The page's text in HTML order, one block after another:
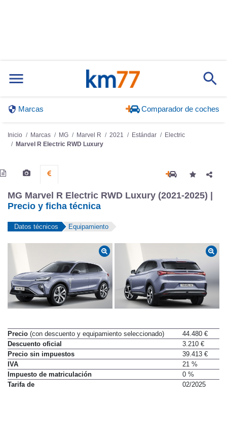
Marcas Comparador de coches
Inicio Marcas MG Marvel R 2021 Estándar
Electric
Marvel R Electric RWD Luxury
MG Marvel R Electric RWD Luxury (2021-2025) |
Precio y ficha técnica
Datos técnicos Equipamiento
Precio (con descuento y equipamiento seleccionado)
44.480 €
Descuento oficial
3.210 €
Precio sin impuestos
39.413 €
IVA
21 %
Impuesto de matriculación
0 %
Tarifa de
02/2025